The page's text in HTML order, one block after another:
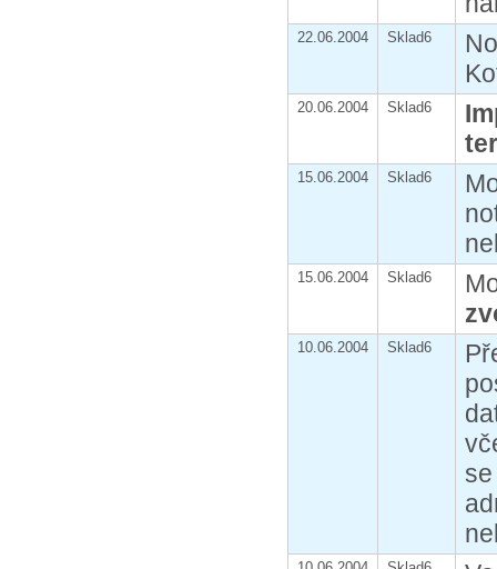
22.06.2004 Sklad6
20.06.2004 Sklad6
15.06.2004 Sklad6
15.06.2004 Sklad6
10.06.2004 Sklad6